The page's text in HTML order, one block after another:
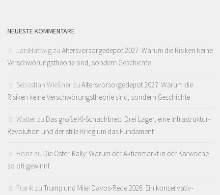
NEUESTE KOMMENTARE
LarsHattwig zu Altersvorsorgedepot 2027: Warum die Risiken keine
Verschwörungstheorie sind, sondern Geschichte
Sebastian Wießner zu Altersvorsorgedepot 2027: Warum die
Risiken keine Verschwörungstheorie sind, sondern Geschichte
Walter zu Das große KI-Schachbrett: Drei Lager, eine Infrastruktur-
Revolution und der stille Krieg um das Fundament
Heinz zu Die Oster-Rally: Warum der Aktienmarkt in der Karwoche
so oft gewinnt
Frank zu Trump und Milei Davos-Rede 2026: Ein konservativ-